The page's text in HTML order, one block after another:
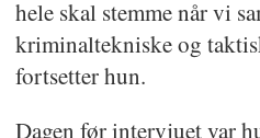
hele skal stemme når vi
kriminaltekniske og
fortsetter hun.
Dagen før intervjuet var